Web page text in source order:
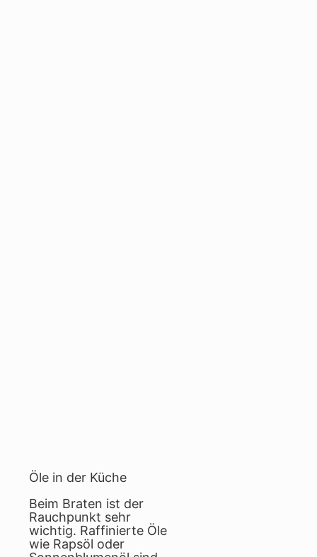
Öle in der Küche
Beim Braten ist der
Rauchpunkt sehr
wichtig. Raffinierte Öle
wie Rapsöl oder